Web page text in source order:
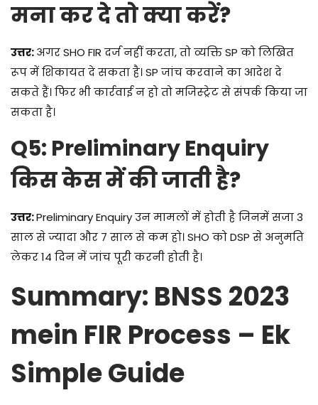
मना कर दे तो क्या करें?
उत्तर:अगर SHO FIR दर्ज नहीं करता, तो व्यक्ति SP को लिखित
रूप में शिकायत दे सकता है। SP जांच करवाने का आदेश दे
सकते हैं। फिर भी कार्रवाई न हो तो मजिस्ट्रेट से संपर्क किया जा
सकता है।
Q5: Preliminary Enquiry
किस केस में की जाती है?
उत्तर:Preliminary Enquiry उन मामलों में होती है जिनमें सजा 3
साल से ज्यादा और 7 साल से कम हो। SHO को DSP से अनुमति
लेकर 14 दिन में जांच पूरी करनी होती है।
Summary: BNSS 2023
mein FIR Process – Ek
Simple Guide